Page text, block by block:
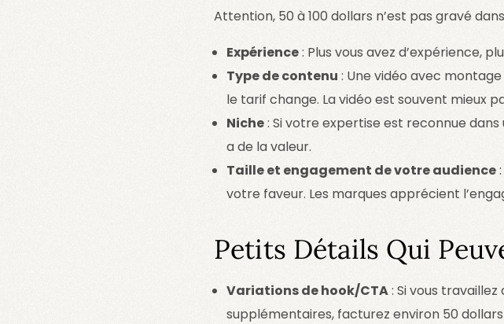
Attention, 50 à 100 dollars n’est pas gravé
Expérience: Plus vous avez d’expérience,
Type de contenu : Une vidéo avec
le tarif change. La vidéo est souvent mieux
Niche: Si votre expertise est reconnue dans
a de la valeur.
Taille et engagement de votre audience:
votre faveur. Les marques apprécient
Petits Détails Qui
Variations de hook/CTA: Si vous
supplémentaires, facturez environ 50